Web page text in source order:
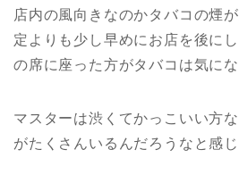
店内の風向きなのかタバコの煙
定よりも少し早めにお店を後に
の席に座った方がタバコは気にな
マスターは渋くてかっこいい方
がたくさんいるんだろうなと感じ